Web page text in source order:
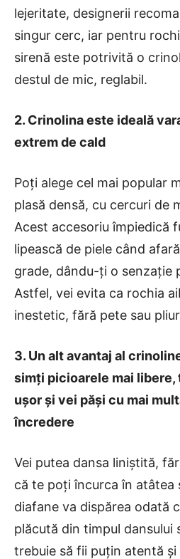
lejeritate, designerii
singur cerc, iar pentru
sirenă este potrivită o
destul de mic, reglabil.
2. Crinolina este ideală
extrem de cald
Poți alege cel mai popular
plasă densă, cu cercuri de
Acest accesoriu împiedică
lipească de piele când
grade, dându-ți o senzație
Astfel, vei evita ca rochia
inestetic, fără pete sau
3. Un alt avantaj al
simți picioarele mai libere,
ușor și vei păși cu mai
încredere
Vei putea dansa liniștită,
că te poți încurca în atâtea
diafane va dispărea odată
plăcută din timpul dansului
trebuie să fii puțin atentă și